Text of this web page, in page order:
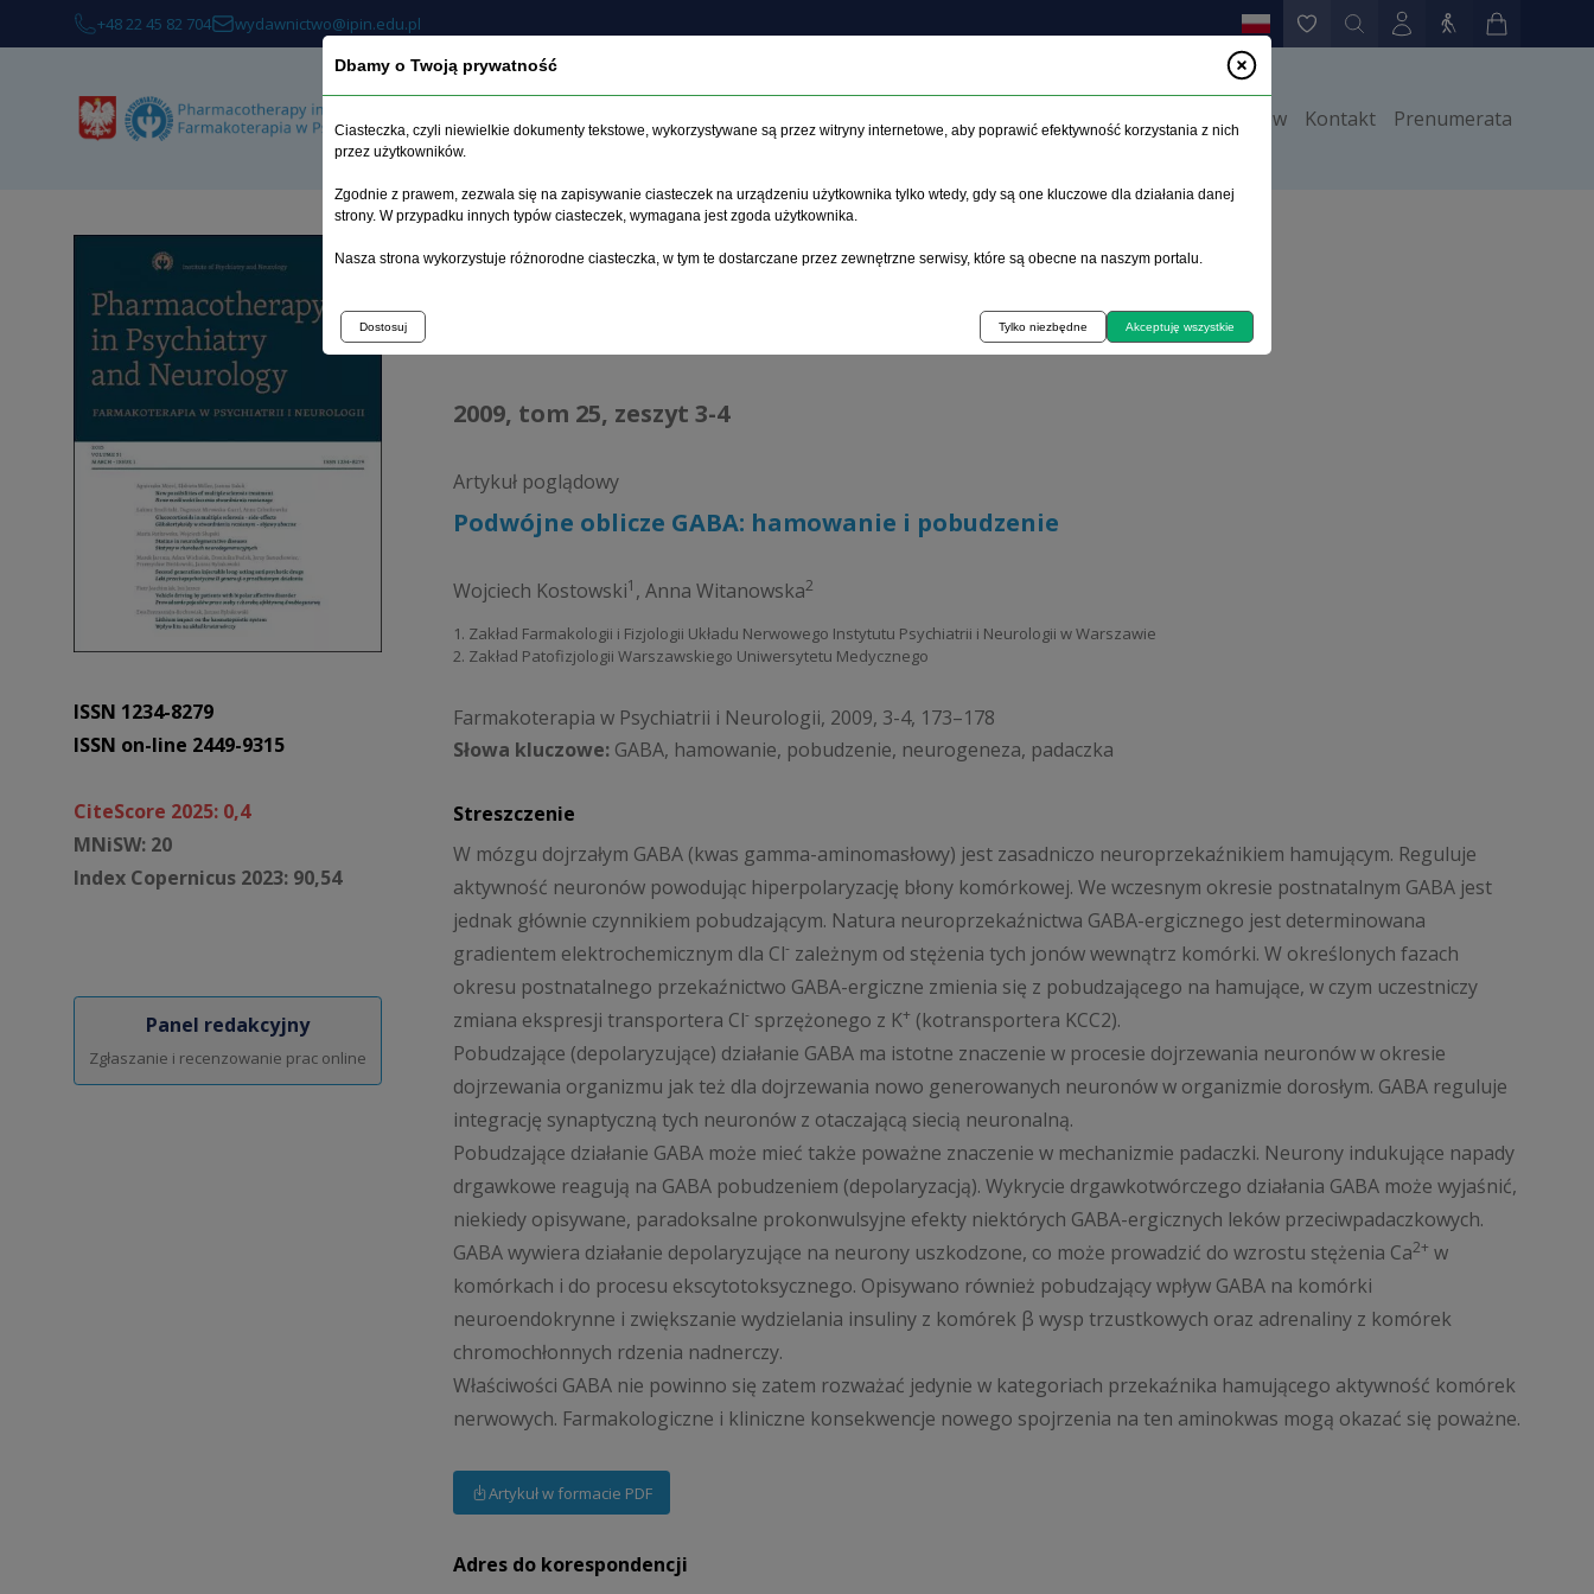
+48 22 45 82 704 wydawnictwo@ipin.edu.pl
O czasopiśmie Zeszyt aktualny Archiwum Artykuły Instrukcje dla autorów Kontakt Prenumerata
ISSN 1234-8279
ISSN on-line 2449-9315
CiteScore 2025: 0,4
MNiSW: 20
Index Copernicus 2023: 90,54
Panel redakcyjny
Zgłaszanie i recenzowanie prac online
Strona główna >Archiwum>zeszyt 3-4>Podwójne oblicze GABA: hamowanie i pobudzenie
2009, tom 25, zeszyt 3-4
Artykuł poglądowy
Podwójne oblicze GABA: hamowanie i pobudzenie
Wojciech Kostowski1 , Anna Witanowska2
1. Zakład Farmakologii i Fizjologii Układu Nerwowego Instytutu Psychiatrii i Neurologii w Warszawie
2. Zakład Patofizjologii Warszawskiego Uniwersytetu Medycznego
Farmakoterapia w Psychiatrii i Neurologii, 2009, 3-4, 173–178
Słowa kluczowe: GABA, hamowanie, pobudzenie, neurogeneza, padaczka
Streszczenie
W mózgu dojrzałym GABA (kwas gamma-aminomasłowy) jest zasadniczo neuroprzekaźnikiem hamującym. Reguluje
aktywność neuronów powodując hiperpolaryzację błony komórkowej. We wczesnym okresie postnatalnym GABA jest
jednak głównie czynnikiem pobudzającym. Natura neuroprzekaźnictwa GABA-ergicznego jest determinowana
gradientem elektrochemicznym dla Cl- zależnym od stężenia tych jonów wewnątrz komórki. W określonych fazach
okresu postnatalnego przekaźnictwo GABA-ergiczne zmienia się z pobudzającego na hamujące, w czym uczestniczy
zmiana ekspresji transportera Cl- sprzężonego z K+ (kotransportera KCC2).
Pobudzające (depolaryzujące) działanie GABA ma istotne znaczenie w procesie dojrzewania neuronów w okresie
dojrzewania organizmu jak też dla dojrzewania nowo generowanych neuronów w organizmie dorosłym. GABA reguluje
integrację synaptyczną tych neuronów z otaczającą siecią neuronalną.
Pobudzające działanie GABA może mieć także poważne znaczenie w mechanizmie padaczki. Neurony indukujące napady
drgawkowe reagują na GABA pobudzeniem (depolaryzacją). Wykrycie drgawkotwórczego działania GABA może wyjaśnić,
niekiedy opisywane, paradoksalne prokonwulsyjne efekty niektórych GABA-ergicznych leków przeciwpadaczkowych.
GABA wywiera działanie depolaryzujące na neurony uszkodzone, co może prowadzić do wzrostu stężenia Ca2+ w
komórkach i do procesu ekscytotoksycznego. Opisywano również pobudzający wpływ GABA na komórki
neuroendokrynne i zwiększanie wydzielania insuliny z komórek β wysp trzustkowych oraz adrenaliny z komórek
chromochłonnych rdzenia nadnerczy.
Właściwości GABA nie powinno się zatem rozważać jedynie w kategoriach przekaźnika hamującego aktywność komórek
nerwowych. Farmakologiczne i kliniczne konsekwencje nowego spojrzenia na ten aminokwas mogą okazać się poważne.
Artykuł w formacie PDF
Adres do korespondencji
Dbamy o Twoją prywatność
Ciasteczka, czyli niewielkie dokumenty tekstowe, wykorzystywane są przez witryny internetowe, aby poprawić efektywność korzystania z nich
przez użytkowników.
Zgodnie z prawem, zezwala się na zapisywanie ciasteczek na urządzeniu użytkownika tylko wtedy, gdy są one kluczowe dla działania danej
strony. W przypadku innych typów ciasteczek, wymagana jest zgoda użytkownika.
Nasza strona wykorzystuje różnorodne ciasteczka, w tym te dostarczane przez zewnętrzne serwisy, które są obecne na naszym portalu.
Dostosuj Tylko niezbędne Akceptuję wszystkie